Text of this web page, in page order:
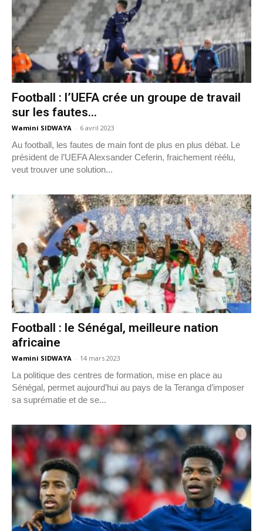
Football : l’UEFA crée un groupe de travail
sur les fautes...
Wamini SIDWAYA - 6 avril 2023
Au football, les fautes de main font de plus en plus débat. Le
président de l’UEFA Alexsander Ceferin, fraichement réélu,
veut trouver une solution...
Football : le Sénégal, meilleure nation
africaine
Wamini SIDWAYA - 14 mars 2023
La politique des centres de formation, mise en place au
Sénégal, permet aujourd’hui au pays de la Teranga d’imposer
sa suprématie et de se...